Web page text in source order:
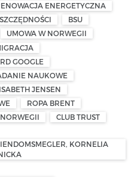
ENERGETYCZNA
BSU
UMOWA W NORWEGII
GOOGLE
NAUKOWE
JENSEN
ROPA BRENT
CLUB TRUST
KORNELIA